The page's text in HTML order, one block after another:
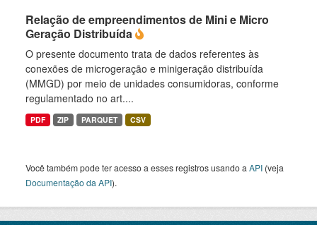
Relação de empreendimentos de Mini e Micro
Geração Distribuída
O presente documento trata de dados referentes às
conexões de microgeração e minigeração distribuída
(MMGD) por meio de unidades consumidoras, conforme
regulamentado no art....
PDF ZIP PARQUET CSV
Você também pode ter acesso a esses registros usando a API (veja
Documentação da API).